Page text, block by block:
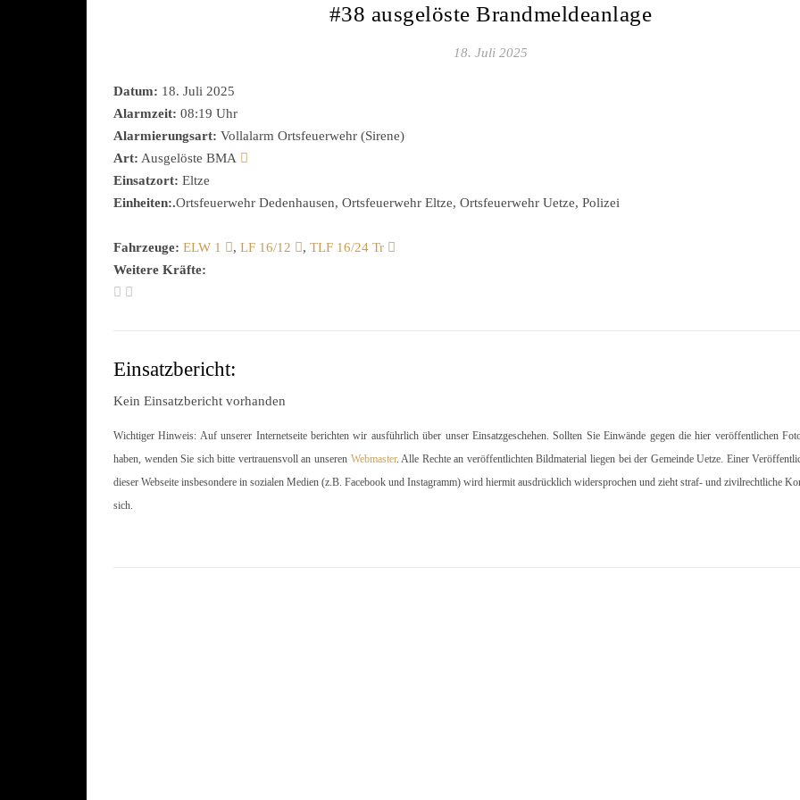
#38 ausgelöste Brandmeldeanlage
18. Juli 2025
Datum: 18. Juli 2025
Alarmzeit: 08:19 Uhr
Alarmierungsart: Vollalarm Ortsfeuerwehr (Sirene)
Art: Ausgelöste BMA
Einsatzort: Eltze
Einheiten:.Ortsfeuerwehr Dedenhausen, Ortsfeuerwehr Eltze, Ortsfeuerwehr Uetze, Polizei
Fahrzeuge: ELW 1 , LF 16/12 , TLF 16/24 Tr
Weitere Kräfte:
Einsatzbericht:
Kein Einsatzbericht vorhanden
Wichtiger Hinweis: Auf unserer Internetseite berichten wir ausführlich über unser Einsatzgeschehen. Sollten Sie Einwände gegen die hier veröffentlichen
haben, wenden Sie sich bitte vertrauensvoll an unseren Webmaster. Alle Rechte an veröffentlichten Bildmaterial liegen bei der Gemeinde Uetze. Einer
dieser Webseite insbesondere in sozialen Medien (z.B. Facebook und Instagramm) wird hiermit ausdrücklich widersprochen und zieht straf- und zivilrechtliche
sich.